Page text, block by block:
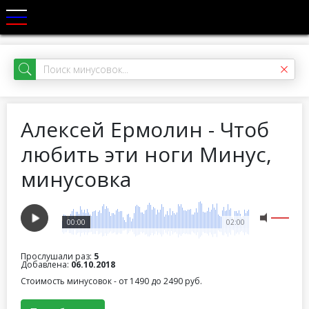
Алексей Ермолин - Чтоб
любить эти ноги Минус,
минусовка
02:00
00:00
Прослушали раз: 5
Добавлена: 06.10.2018
Стоимость минусовок - от 1490 до 2490 руб.